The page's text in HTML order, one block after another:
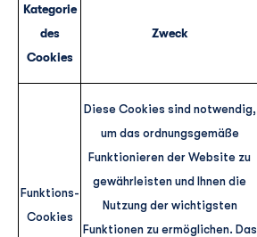
Kategorie
des
Cookies
Zweck
Funktions-
Cookies
Diese Cookies sind notwendig,
um das ordnungsgemäße
Funktionieren der Website zu
gewährleisten und Ihnen die
Nutzung der wichtigsten
Funktionen zu ermöglichen. Das